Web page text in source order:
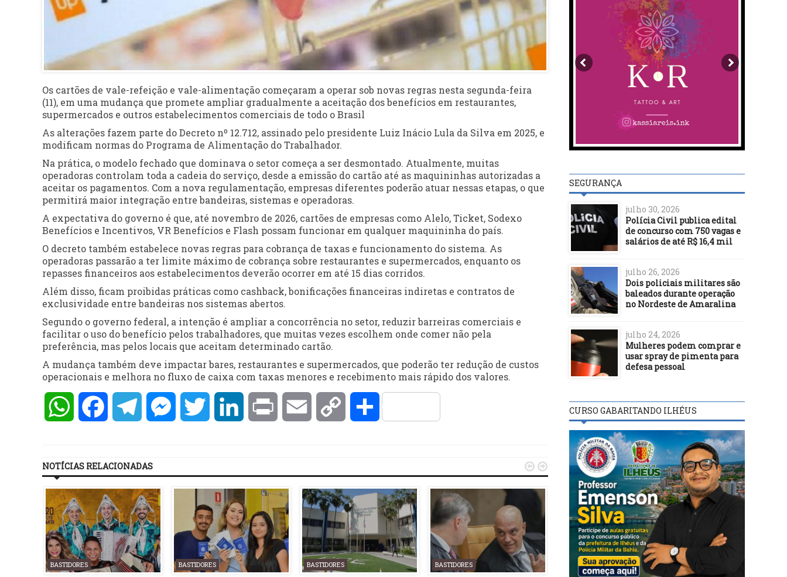
Os cartões de vale-refeição e vale-alimentação começaram a operar sob novas regras nesta segunda-feira
(11), em uma mudança que promete ampliar gradualmente a aceitação dos benefícios em restaurantes,
supermercados e outros estabelecimentos comerciais de todo o Brasil
As alterações fazem parte doDecreto nº 12.712, assinado pelo presidente Luiz Inácio Lula da Silva em 2025, e
modificam normas do Programa de Alimentação do Trabalhador.
Na prática, o modelo fechado que dominava o setor começa a ser desmontado. Atualmente, muitas
operadoras controlam toda a cadeia do serviço, desde a emissão do cartão até as maquininhas autorizadas a
aceitar os pagamentos. Com a nova regulamentação, empresas diferentes poderão atuar nessas etapas, o que
permitirá maior integração entre bandeiras, sistemas e operadoras.
A expectativa do governo é que, até novembro de 2026, cartões de empresas como Alelo,Ticket, Sodexo
Benefícios e Incentivos, VR Benefícios e Flash possam funcionar em qualquer maquininha do país.
O decreto também estabelece novas regras para cobrança de taxas e funcionamento do sistema. As
operadoras passarão a ter limite máximo de cobrança sobre restaurantes e supermercados, enquanto os
repasses financeiros aos estabelecimentos deverão ocorrer em até 15 dias corridos.
Além disso, ficam proibidas práticas como cashback, bonificações financeiras indiretas e contratos de
exclusividade entre bandeiras nos sistemas abertos.
Segundo o governo federal, a intenção é ampliar a concorrência no setor, reduzir barreiras comerciais e
facilitar o uso do benefício pelos trabalhadores, que muitas vezes escolhem onde comer não pela
preferência, mas pelos locais que aceitam determinado cartão.
A mudança também deve impactar bares, restaurantes e supermercados, que poderão ter redução de custos
operacionais e melhora no fluxo de caixa com taxas menores e recebimento mais rápido dos valores.
WhatsAppFacebookTelegramMessengerTwitter LinkedInPrint Email Copy Compartilhar
NOTÍCIAS RELACIONADAS
BASTIDORES BASTIDORES BASTIDORES BASTIDORES BASTIDORES
 
SEGURANÇA
julho 30, 2026
Polícia Civil publica edital
de concurso com 750 vagas e
salários de até R$ 16,4 mil
julho 26, 2026
Dois policiais militares são
baleados durante operação
no Nordeste de Amaralina
julho 24, 2026
Mulheres podem comprar e
usar spray de pimenta para
defesa pessoal
CURSO GABARITANDO ILHÉUS